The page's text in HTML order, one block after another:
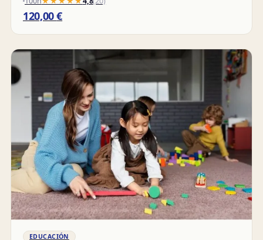
120,00€
EDUCACIÓN